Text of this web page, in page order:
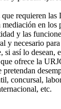
requieren las
en los
y las
y necesario
así lo desean,
ofrece la
concursal,
etc.